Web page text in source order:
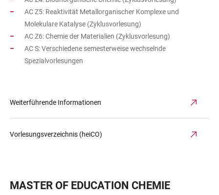
AC Z5: Reaktivität Metallorganischer Komplexe und
Molekulare Katalyse (Zyklusvorlesung)
AC Z6: Chemie der Materialien (Zyklusvorlesung)
AC S: Verschiedene semesterweise wechselnde
Spezialvorlesungen
Weiterführende Informationen
Vorlesungsverzeichnis (heiCO)
MASTER OF EDUCATION CHEMIE